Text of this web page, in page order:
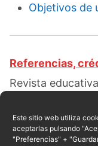
Este sitio web utiliza
aceptarlas pulsando
"Preferencias" +
Objetivos de
Referencias,
Revista
cámaras.
Pantaleón.